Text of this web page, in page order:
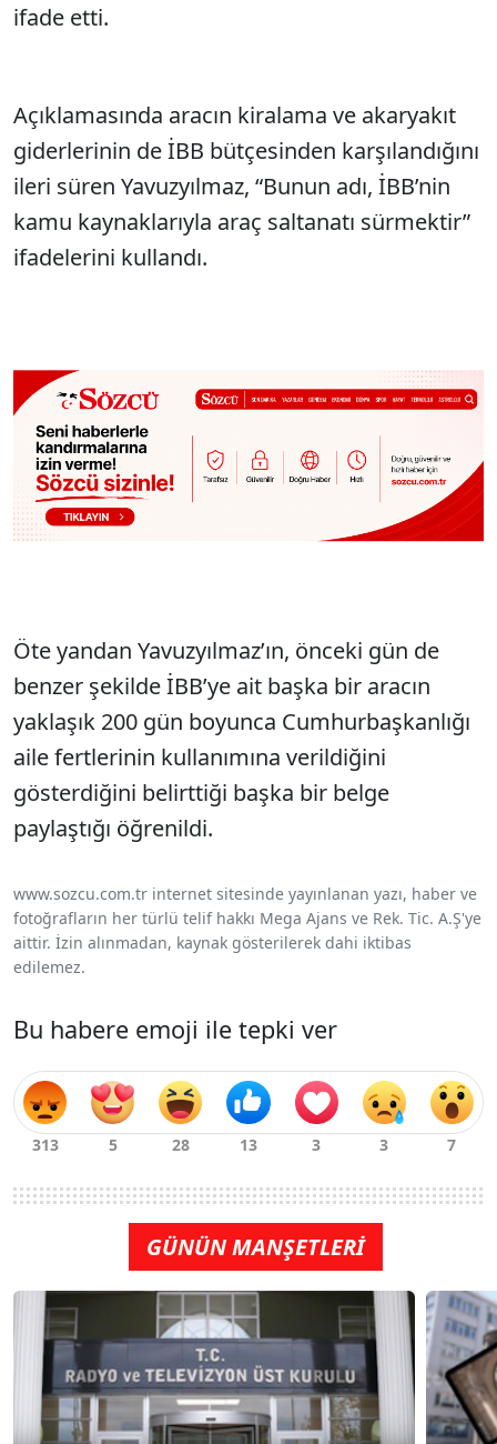
ifade etti.
Açıklamasında aracın kiralama ve akaryakıt
giderlerinin de İBB bütçesinden karşılandığını
ileri süren Yavuzyılmaz, “Bunun adı, İBB’nin
kamu kaynaklarıyla araç saltanatı sürmektir”
ifadelerini kullandı.
Öte yandan Yavuzyılmaz’ın, önceki gün de
benzer şekilde İBB’ye ait başka bir aracın
yaklaşık 200 gün boyunca Cumhurbaşkanlığı
aile fertlerinin kullanımına verildiğini
gösterdiğini belirttiği başka bir belge
paylaştığı öğrenildi.
www.sozcu.com.tr internet sitesinde yayınlanan yazı, haber ve
fotoğrafların her türlü telif hakkı Mega Ajans ve Rek. Tic. A.Ş'ye
aittir. İzin alınmadan, kaynak gösterilerek dahi iktibas
edilemez.
Bu habere emoji ile tepki ver
GÜNÜN MANŞETLERİ